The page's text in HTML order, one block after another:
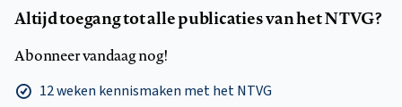
Altijd toegang tot alle publicaties van het NTVG?
Abonneer vandaag nog!
12 weken kennismaken met het NTVG